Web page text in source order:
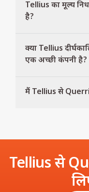
Tellius का मूल्य
है?
क्या Tellius
एक अच्छी कंपनी है?
मैं Tellius से
Tellius से